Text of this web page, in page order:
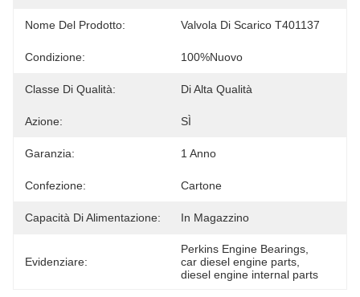
Nome Del Prodotto: Valvola Di Scarico T401137
Condizione: 100%nuovo
Classe Di Qualità: Di Alta Qualità
Azione: SÌ
Garanzia: 1 Anno
Confezione: Cartone
Capacità Di Alimentazione: In Magazzino
Evidenziare:
Perkins Engine Bearings
car diesel engine parts
diesel engine internal parts